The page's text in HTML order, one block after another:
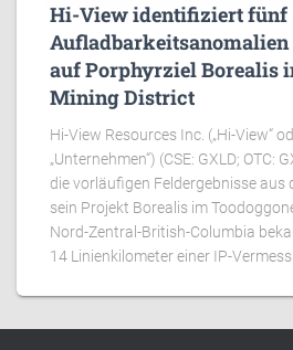
Hi-View identifiziert fünf
auf Porphyrziel Borealis
Mining District
Hi-View Resources Inc. („Hi-View“
„Unternehmen“) (CSE: GXLD; OTC:
die vorläufigen Feldergebnisse
sein Projekt Borealis im
Nord-Zentral-British-Columbia
14 Linienkilometer einer IP-